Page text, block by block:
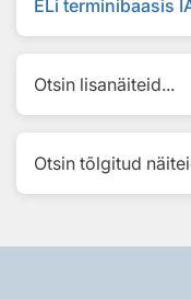
ELi terminibaasis
Otsin lisanäiteid...
Otsin tõlgitud